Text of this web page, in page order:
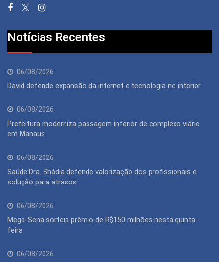
Notícias Recentes
06/08/2026
David defende expansão da internet e tecnologia no interior
06/08/2026
Prefeitura moderniza passagem inferior de complexo viário
em Manaus
06/08/2026
Saúde:Dra. Shádia defende valorização dos profissionais e
solução para atrasos
06/08/2026
Mega-Sena sorteia prêmio de R$150 milhões nesta quinta-
feira
06/08/2026